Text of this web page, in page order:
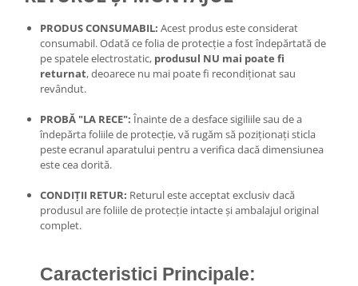
Carduri memorie, Cititoare
Carduri memorie
Cititoare carduri
Huse protectie card memorie
Grip-uri
Telecomenzi
LCD protectie
Recordere audio digitale
Acumulatori si baterii
Acumulatori Foto
Baterii
PRODUS CONSUMABIL: Acest produs este considerat
consumabil. Odată ce folia de protecție a fost îndepărtată de
pe spatele electrostatic, produsul NU mai poate fi
returnat, deoarece nu mai poate fi recondiționat sau
revândut.
PROBĂ "LA RECE": Înainte de a desface sigiliile sau de a
îndepărta foliile de protecție, vă rugăm să poziționați sticla
peste ecranul aparatului pentru a verifica dacă dimensiunea
este cea dorită.
CONDIȚII RETUR: Returul este acceptat exclusiv dacă
produsul are foliile de protecție intacte și ambalajul original
complet.
Caracteristici Principale: